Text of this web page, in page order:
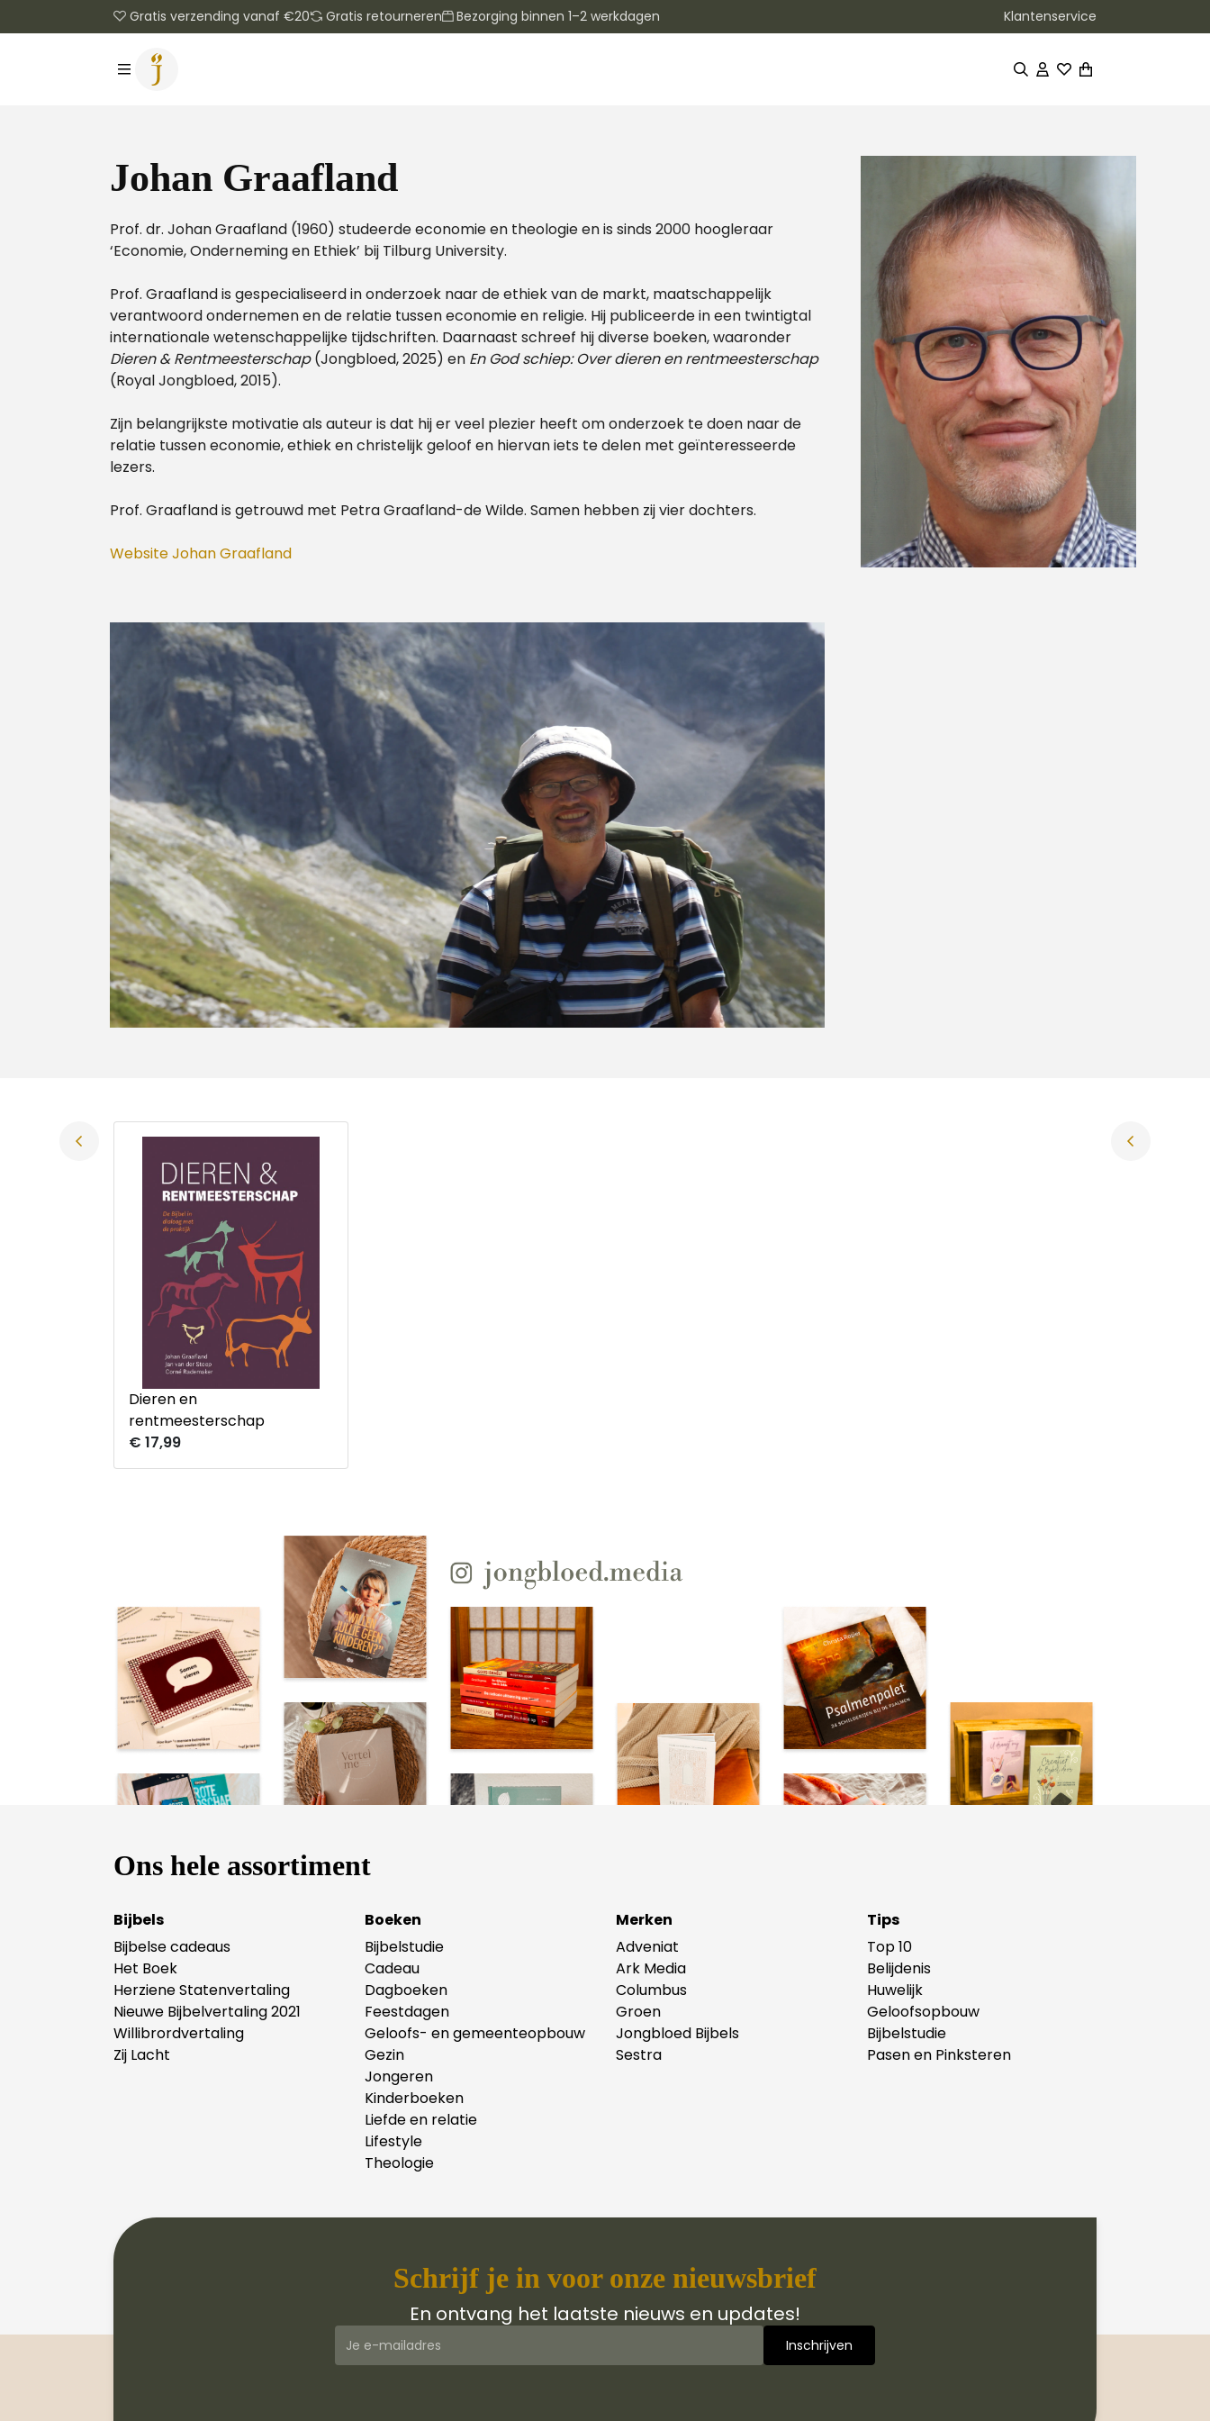
Gratis verzending vanaf €20 Gratis retourneren Bezorging binnen 1–2 werkdagen Klantenservice
Johan Graafland
Prof. dr. Johan Graafland (1960) studeerde economie en theologie en is sinds 2000 hoogleraar
‘Economie, Onderneming en Ethiek’ bij Tilburg University.
Prof. Graafland is gespecialiseerd in onderzoek naar de ethiek van de markt, maatschappelijk
verantwoord ondernemen en de relatie tussen economie en religie. Hij publiceerde in een twintigtal
internationale wetenschappelijke tijdschriften. Daarnaast schreef hij diverse boeken, waaronder
Dieren & Rentmeesterschap(Jongbloed, 2025) en En God schiep: Over dieren en rentmeesterschap
(Royal Jongbloed, 2015).
Zijn belangrijkste motivatie als auteur is dat hij er veel plezier heeft om onderzoek te doen naar de
relatie tussen economie, ethiek en christelijk geloof en hiervan iets te delen met geïnteresseerde
lezers.
Prof. Graafland is getrouwd met Petra Graafland-de Wilde. Samen hebben zij vier dochters.
Website Johan Graafland
Dieren en
rentmeesterschap
€ 17,99
Ons hele assortiment
Bijbels
Bijbelse cadeaus
Het Boek
Herziene Statenvertaling
Nieuwe Bijbelvertaling 2021
Willibrordvertaling
Zij Lacht
Boeken
Bijbelstudie
Cadeau
Dagboeken
Feestdagen
Geloofs- en gemeenteopbouw
Gezin
Jongeren
Kinderboeken
Liefde en relatie
Lifestyle
Theologie
Merken
Adveniat
Ark Media
Columbus
Groen
Jongbloed Bijbels
Sestra
Tips
Top 10
Belijdenis
Huwelijk
Geloofsopbouw
Bijbelstudie
Pasen en Pinksteren
Schrijf je in voor onze nieuwsbrief
En ontvang het laatste nieuws en updates!